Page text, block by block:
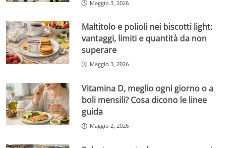
Maggio 3, 2026
Maltitolo e polioli nei biscotti light:
vantaggi, limiti e quantità da non
superare
Maggio 3, 2026
Vitamina D, meglio ogni giorno o a
boli mensili? Cosa dicono le linee
guida
Maggio 2, 2026